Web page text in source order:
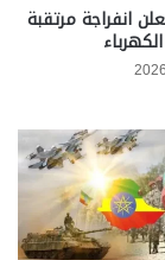
انفراجة مرتقبة